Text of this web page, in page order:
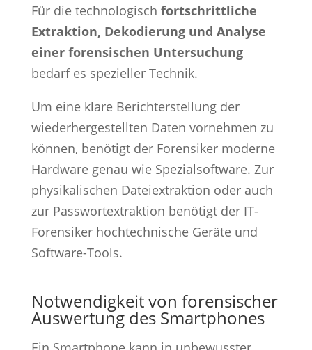
Für die technologisch fortschrittliche
Extraktion, Dekodierung und Analyse
einer forensischen Untersuchung
bedarf es spezieller Technik.
Um eine klare Berichterstellung der
wiederhergestellten Daten vornehmen zu
können, benötigt der Forensiker moderne
Hardware genau wie Spezialsoftware. Zur
physikalischen Dateiextraktion oder auch
zur Passwortextraktion benötigt der IT-
Forensiker hochtechnische Geräte und
Software-Tools.
Notwendigkeit von forensischer
Auswertung des Smartphones